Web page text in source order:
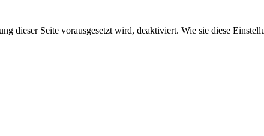
dieser Seite vorausgesetzt wird, deaktiviert. Wie sie diese